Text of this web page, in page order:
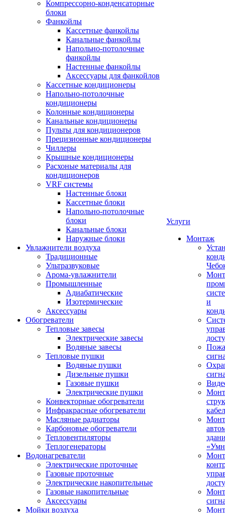
Компрессорно-конденсаторные
блоки
Фанкойлы
Кассетные фанкойлы
Канальные фанкойлы
Напольно-потолочные
фанкойлы
Настенные фанкойлы
Аксессуары для фанкойлов
Кассетные кондиционеры
Напольно-потолочные
кондиционеры
Колонные кондиционеры
Канальные кондиционеры
Пульты для кондиционеров
Прецизионные кондиционеры
Чиллеры
Крышные кондиционеры
Расхоные материалы для
кондиционеров
VRF системы
Настенные блоки
Кассетные блоки
Напольно-потолочные
блоки
Канальные блоки
Наружные блоки
Увлажнители воздуха
Традиционные
Ультразвуковые
Арома-увлажнители
Промышленныe
Адиабатические
Изотермические
Аксессуары
Обогреватели
Тепловые завесы
Электрические завесы
Водяные завесы
Тепловые пушки
Водяные пушки
Дизельные пушки
Газовые пушки
Электрические пушки
Конвекторные обогреватели
Инфракрасные обогреватели
Масляные радиаторы
Карбоновые обогреватели
Тепловентиляторы
Теплогенераторы
Водонагреватели
Электрические проточные
Газовые проточные
Электрические накопительные
Газовые накопительные
Аксессуары
Мойки воздуха
Услуги
Монтаж
и